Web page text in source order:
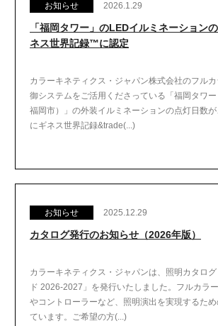
お知らせ 2026.1.29
「福岡タワー」のLEDイルミネーション
ネス世界記録™に認定
カラーキネティクス・ジャパン株式会社のフル
御システムをご活用くださっている「福岡タワ
福岡市）」の外装イルミネーションの点灯日数
にギネス世界記録&trade(...)
お知らせ 2025.12.29
カタログ発行のお知らせ（2026年版）
カラーキネティクス・ジャパンは、照明カタロ
ド 2026-2027」を発行いたしました。フルカラ
やコントローラーなど、照明演出を実現するた
ています。ご希望の方(...)